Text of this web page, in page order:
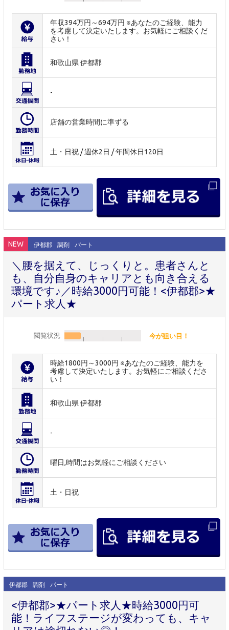
年収394万円～694万円 ※あなたのご経験、能力
を考慮して決定いたします。お気軽にご相談くだ
さい！
和歌山県 伊都郡
-
店舗の営業時間に準ずる
土・日祝 / 週休2日 / 年間休日120日
NEW 伊都郡 調剤 パート
＼腰を据えて、じっくりと。患者さんと
も、自分自身のキャリアとも向き合える
環境です♪／時給3000円可能！<伊都郡>★
パート求人★
閲覧状況 今が狙い目！
時給1800円～3000円 ※あなたのご経験、能力を
考慮して決定いたします。お気軽にご相談くださ
い！
和歌山県 伊都郡
-
曜日,時間はお気軽にご相談ください
土・日祝
伊都郡 調剤 パート
<伊都郡>★パート求人★時給3000円可
能！ライフステージが変わっても、キャ